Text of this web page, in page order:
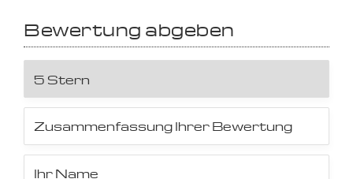
Bewertung abgeben